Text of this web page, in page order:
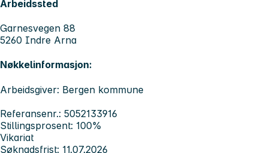
Arbeidssted
Garnesvegen 88
5260 Indre Arna
Nøkkelinformasjon:
Arbeidsgiver: Bergen kommune
Referansenr.: 5052133916
Stillingsprosent: 100%
Vikariat
Søknadsfrist: 11.07.2026